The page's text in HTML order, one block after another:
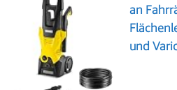
an
und